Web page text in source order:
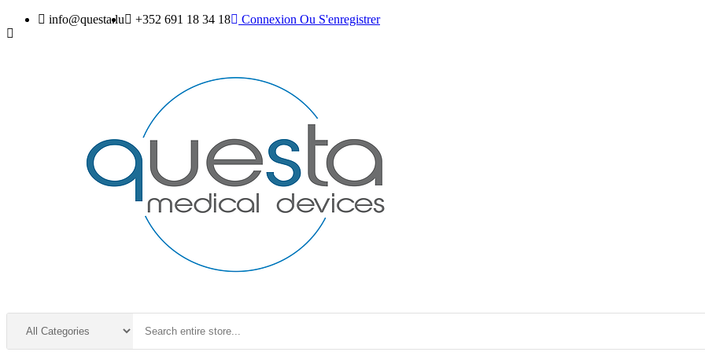
info@questa.lu +352 691 18 34 18 Connexion Ou S'enregistrer